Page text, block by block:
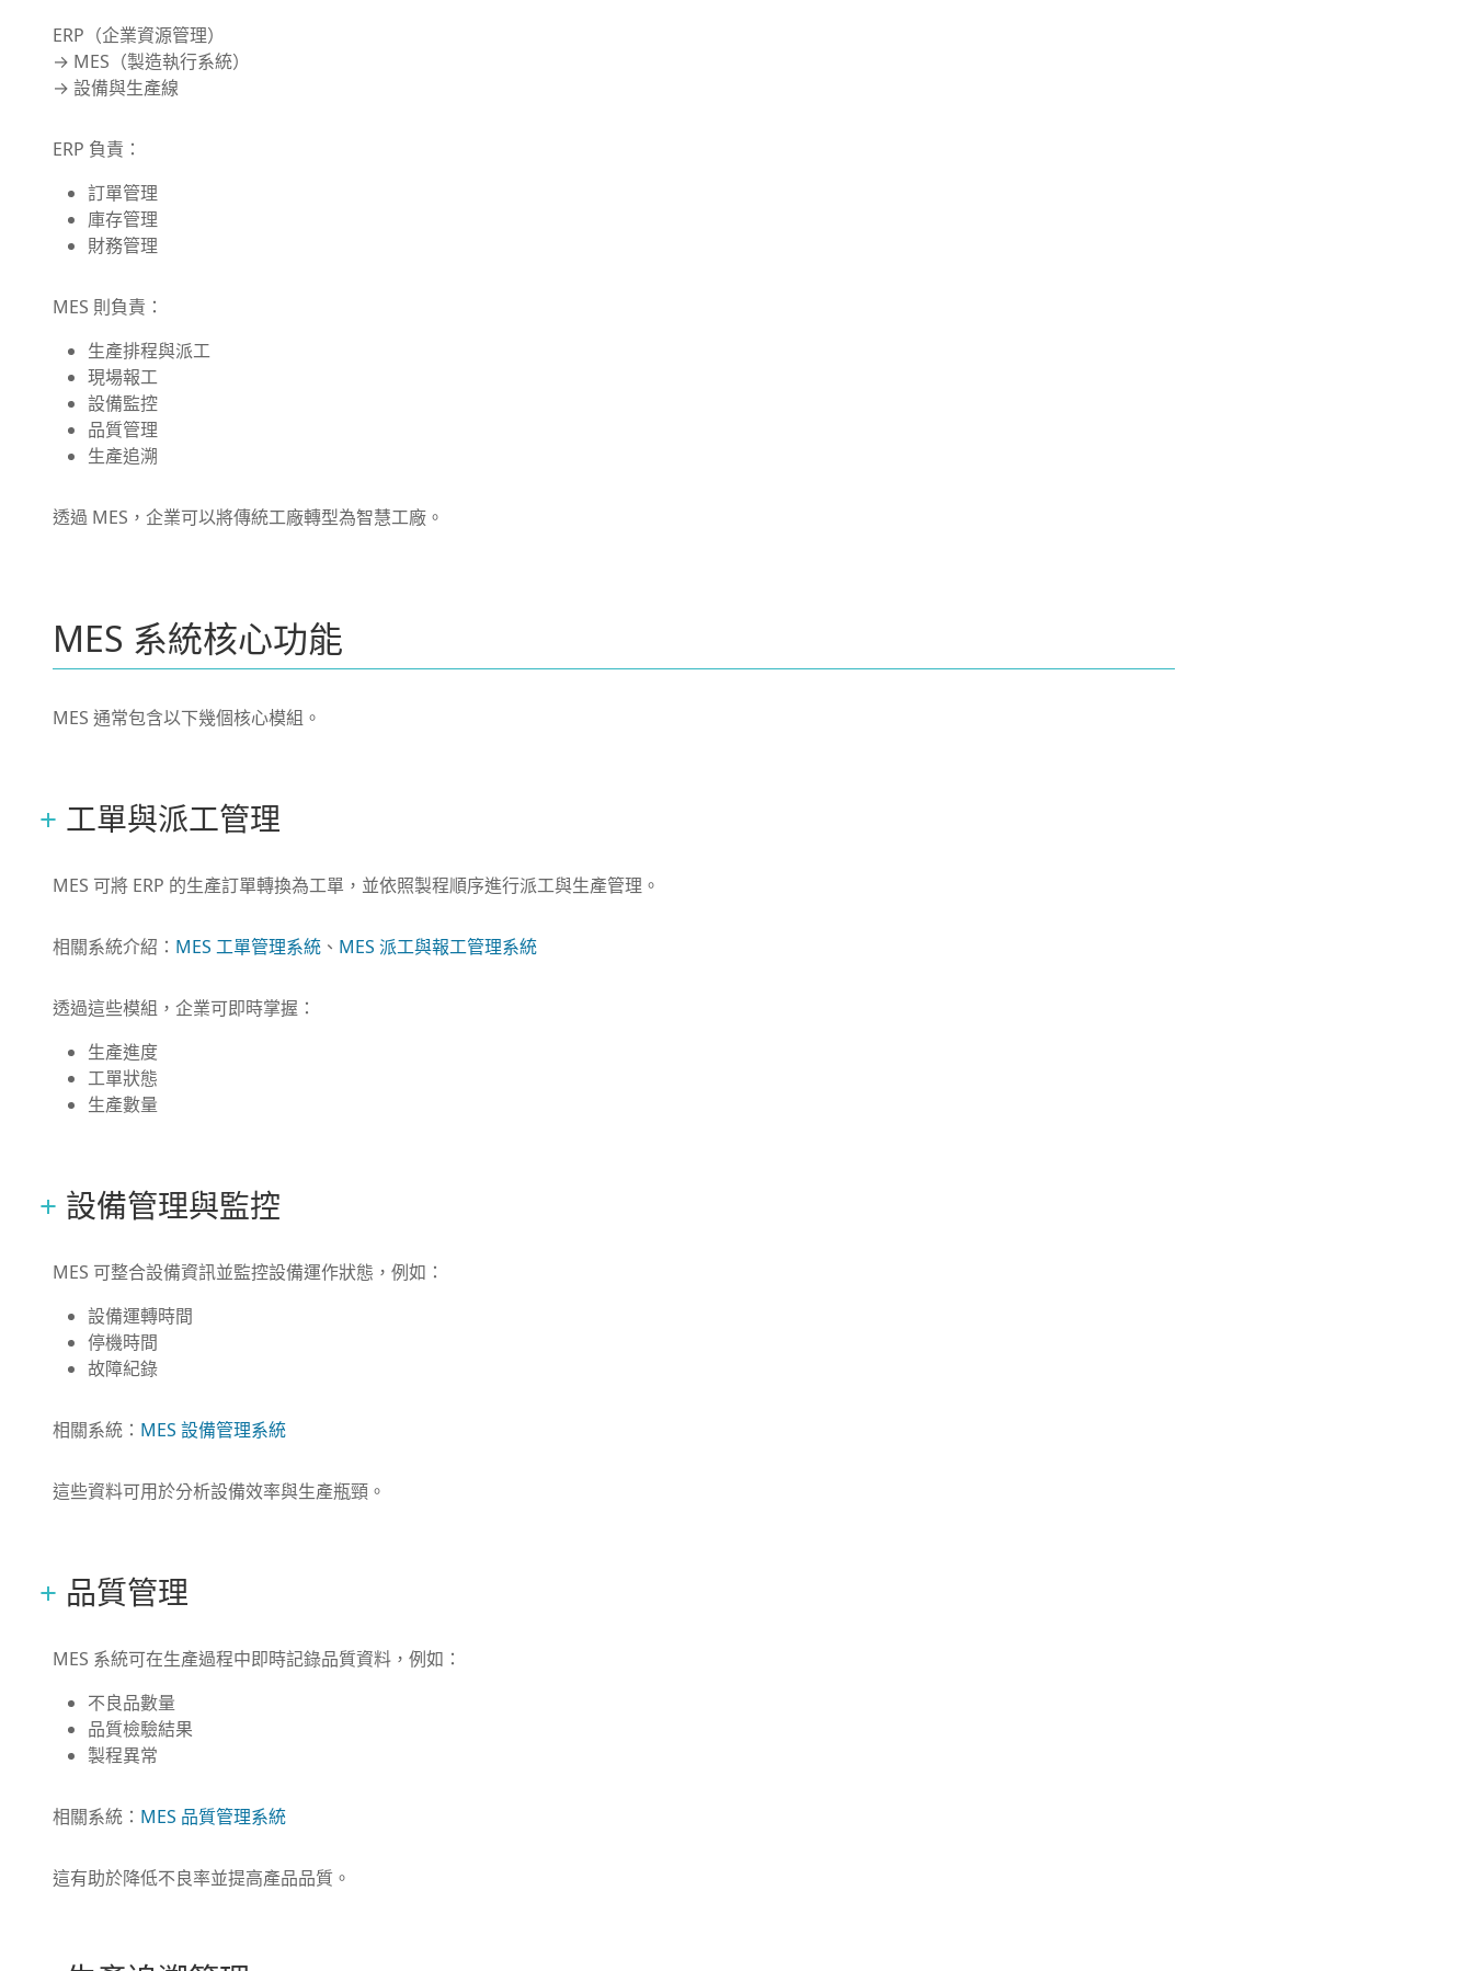
ERP（企業資源管理）
→ MES（製造執行系統）
→ 設備與生產線
ERP 負責：
訂單管理
庫存管理
財務管理
MES 則負責：
生產排程與派工
現場報工
設備監控
品質管理
生產追溯
透過 MES，企業可以將傳統工廠轉型為智慧工廠。
MES 系統核心功能
MES 通常包含以下幾個核心模組。
工單與派工管理
MES 可將 ERP 的生產訂單轉換為工單，並依照製程順序進行派工與生產管理。
相關系統介紹： MES 工單管理系統 、 MES 派工與報工管理系統
透過這些模組，企業可即時掌握：
生產進度
工單狀態
生產數量
設備管理與監控
MES 可整合設備資訊並監控設備運作狀態，例如：
設備運轉時間
停機時間
故障紀錄
相關系統： MES 設備管理系統
這些資料可用於分析設備效率與生產瓶頸。
品質管理
MES 系統可在生產過程中即時記錄品質資料，例如：
不良品數量
品質檢驗結果
製程異常
相關系統： MES 品質管理系統
這有助於降低不良率並提高產品品質。